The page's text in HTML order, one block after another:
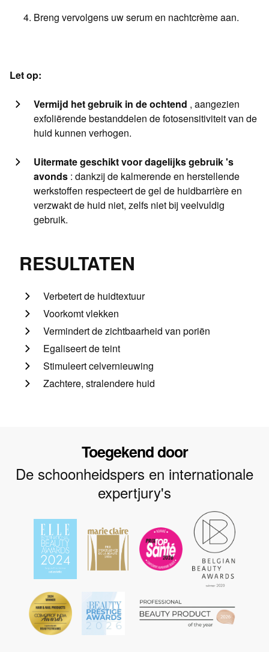
Breng vervolgens uw serum en nachtcrème aan.
Let op:
Vermijd het gebruik in de ochtend , aangezien
exfoliërende bestanddelen de fotosensitiviteit van de
huid kunnen verhogen.
Uitermate geschikt voor dagelijks gebruik 's
avonds : dankzij de kalmerende en herstellende
werkstoffen respecteert de gel de huidbarrière en
verzwakt de huid niet, zelfs niet bij veelvuldig
gebruik.
RESULTATEN
Verbetert de huidtextuur
Voorkomt vlekken
Vermindert de zichtbaarheid van poriën
Egaliseert de teint
Stimuleert celvernieuwing
Zachtere, stralendere huid
Toegekend door
De schoonheidspers en internationale
expertjury's